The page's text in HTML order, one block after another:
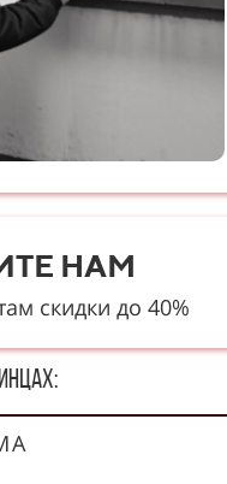
НАМ
скидки до 40%